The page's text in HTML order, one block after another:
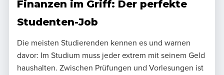
Finanzen im Griff: Der perfekte
Studenten-Job
Die meisten Studierenden kennen es und warnen
davor: Im Studium muss jeder extrem mit seinem Geld
haushalten. Zwischen Prüfungen und Vorlesungen ist